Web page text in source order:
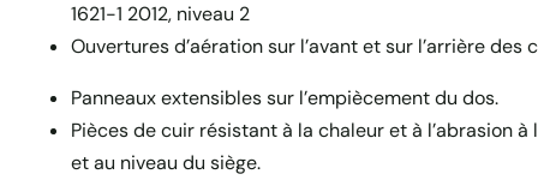
1621-1 2012, niveau 2
Ouvertures d’aération sur l’avant et sur l’arrière des
Panneaux extensibles sur l’empiècement du dos.
Pièces de cuir résistant à la chaleur et à l’abrasion à
et au niveau du siège.